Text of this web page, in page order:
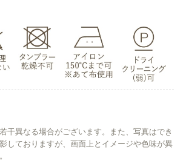
干異なる場合がございます。また、写真はでき
しておりますが、画面上とイメージや色味が異